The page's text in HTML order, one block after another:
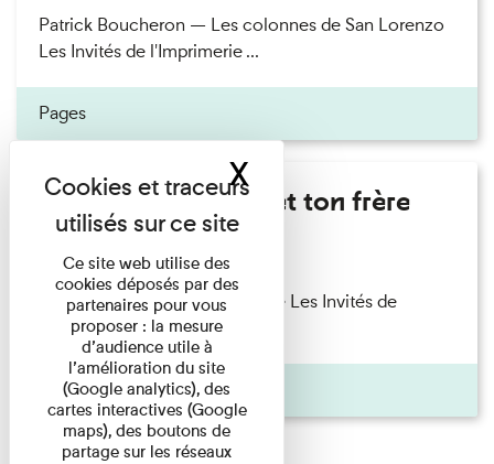
Patrick Boucheron — Les colonnes de San Lorenzo
Les Invités de l'Imprimerie ...
Pages
Marie Cosnay - Toi et ton frère
Lecture
Marie Cosnay — Toi et ton frère Les Invités de
l'Imprimerie n°10 À ...
Pages
Ce site web utilise des
cookies déposés par des
partenaires pour vous
proposer : la mesure
d’audience utile à
l’amélioration du site
(Google analytics), des
cartes interactives (Google
maps), des boutons de
partage sur les réseaux
XMasquer le